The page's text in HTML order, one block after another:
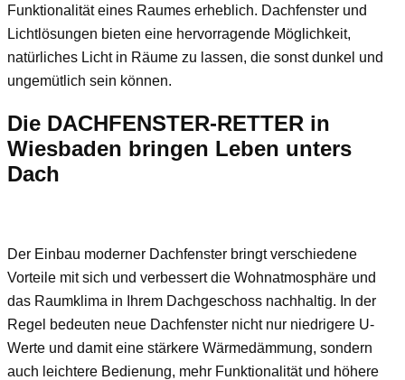
Funktionalität eines Raumes erheblich. Dachfenster und
Lichtlösungen bieten eine hervorragende Möglichkeit,
natürliches Licht in Räume zu lassen, die sonst dunkel und
ungemütlich sein können.
Die DACHFENSTER-RETTER in
Wiesbaden bringen Leben unters
Dach
Der Einbau moderner Dachfenster bringt verschiedene
Vorteile mit sich und verbessert die Wohnatmosphäre und
das Raumklima in Ihrem Dachgeschoss nachhaltig. In der
Regel bedeuten neue Dachfenster nicht nur niedrigere U-
Werte und damit eine stärkere Wärmedämmung, sondern
auch leichtere Bedienung, mehr Funktionalität und höhere